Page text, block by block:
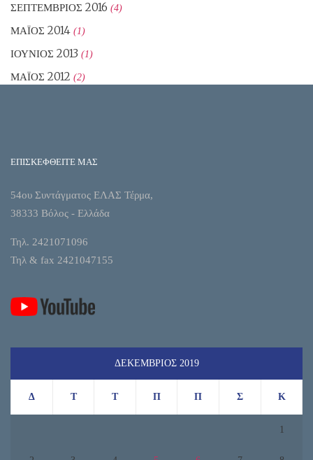
ΣΕΠΤΈΜΒΡΙΟΣ 2016 (4)
ΜΆΙΟΣ 2014 (1)
ΙΟΎΝΙΟΣ 2013 (1)
ΜΆΙΟΣ 2012 (2)
ΕΠΙΣΚΕΦΘΕΙΤΕ ΜΑΣ
54ου Συντάγματος ΕΛΑΣ Τέρμα,
38333 Βόλος - Ελλάδα
Τηλ. 2421071096
Τηλ & fax 2421047155
ΔΕΚΈΜΒΡΙΟΣ 2019
Δ Τ Τ Π Π Σ Κ
1